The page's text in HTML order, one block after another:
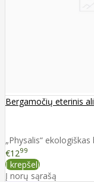
Bergamočių eterinis
„Physalis“
€1299
Į krepšelį
Į norų sąrašą